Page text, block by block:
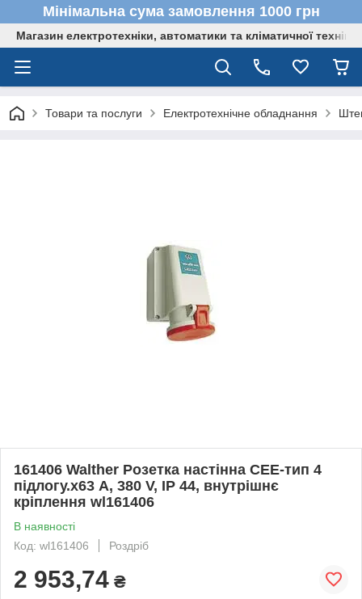
Мінімальна сума замовлення 1000 грн
Магазин електротехніки, автоматики та кліматичної техніки
Товари та послуги Електротехнічне обладнання
161406 Walther Розетка настінна СЕЕ-тип 4
підлогу.х63 А, 380 V, IP 44, внутрішнє
кріплення wl161406
В наявності
Код: wl161406
Роздріб
2 953,74 ₴